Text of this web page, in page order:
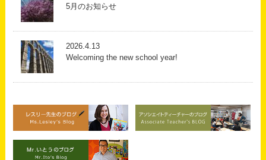
5月のお知らせ
2026.4.13
Welcoming the new school year!